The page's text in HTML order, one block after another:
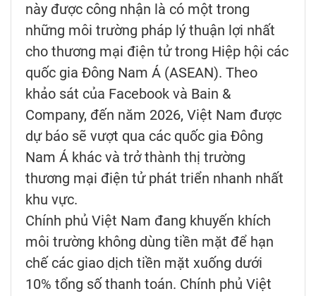
này được công nhận là có một trong
những môi trường pháp lý thuận lợi nhất
cho thương mại điện tử trong Hiệp hội các
quốc gia Đông Nam Á (ASEAN). Theo
khảo sát của Facebook và Bain &
Company, đến năm 2026, Việt Nam được
dự báo sẽ vượt qua các quốc gia Đông
Nam Á khác và trở thành thị trường
thương mại điện tử phát triển nhanh nhất
khu vực.
Chính phủ Việt Nam đang khuyến khích
môi trường không dùng tiền mặt để hạn
chế các giao dịch tiền mặt xuống dưới
10% tổng số thanh toán. Chính phủ Việt